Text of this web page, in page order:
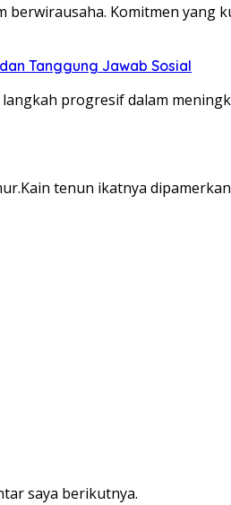
berwirausaha. Komitmen yang
Tanggung Jawab Sosial
progresif dalam
tenun ikatnya
saya berikutnya.